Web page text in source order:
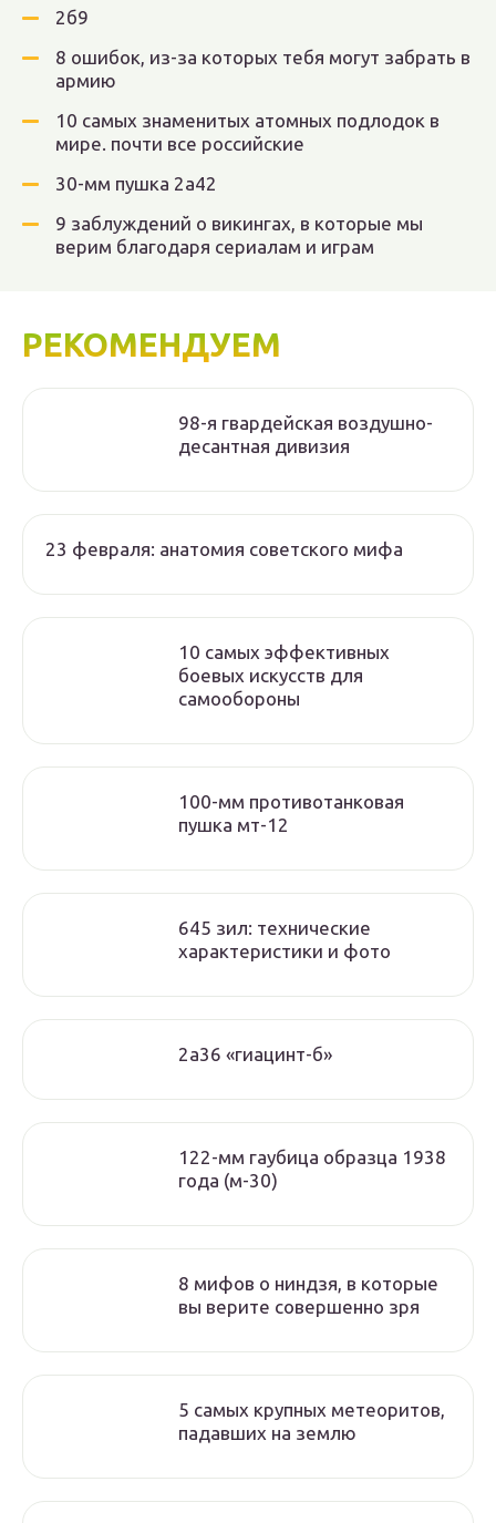
2б9
8 ошибок, из-за которых тебя могут забрать в
армию
10 самых знаменитых атомных подлодок в
мире. почти все российские
30-мм пушка 2а42
9 заблуждений о викингах, в которые мы
верим благодаря сериалам и играм
РЕКОМЕНДУЕМ
98-я гвардейская воздушно-
десантная дивизия
23 февраля: анатомия советского мифа
10 самых эффективных
боевых искусств для
самообороны
100-мм противотанковая
пушка мт-12
645 зил: технические
характеристики и фото
2а36 «гиацинт-б»
122-мм гаубица образца 1938
года (м-30)
8 мифов о ниндзя, в которые
вы верите совершенно зря
5 самых крупных метеоритов,
падавших на землю